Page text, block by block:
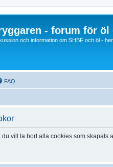
- forum för öl
och information om SHBF och öl -
FAQ
du vill ta bort alla cookies som skapats